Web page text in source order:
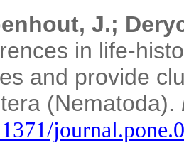
J.;
in life-
and provide
(Nematoda).